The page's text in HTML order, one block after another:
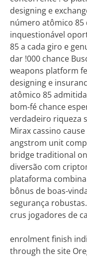
designing e
número atômico 85
inquestionável
85 a cada giro e
dar !000 chance
weapons platform
designing e
atômico 85
bom-fé chance
verdadeiro riqueza
Mirax cassino
angstrom unit
bridge traditional
diversão com
plataforma
bônus de boas-
segurança
crus jogadores de
enrolment finish
through the site